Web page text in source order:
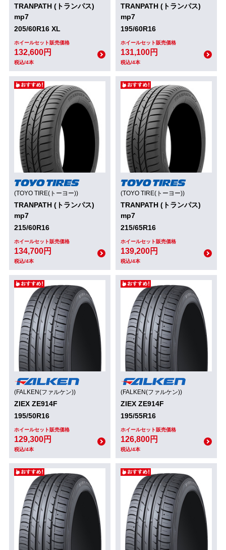
TRANPATH (トランパス)
mp7
205/60R16 XL
ホイールセット販売価格
132,600円
税込/4本
TRANPATH (トランパス)
mp7
195/60R16
ホイールセット販売価格
131,100円
税込/4本
(TOYO TIRE(トーヨー))
TRANPATH (トランパス)
mp7
215/60R16
ホイールセット販売価格
134,700円
税込/4本
(TOYO TIRE(トーヨー))
TRANPATH (トランパス)
mp7
215/65R16
ホイールセット販売価格
139,200円
税込/4本
(FALKEN(ファルケン))
ZIEX ZE914F
195/50R16
ホイールセット販売価格
129,300円
税込/4本
(FALKEN(ファルケン))
ZIEX ZE914F
195/55R16
ホイールセット販売価格
126,800円
税込/4本